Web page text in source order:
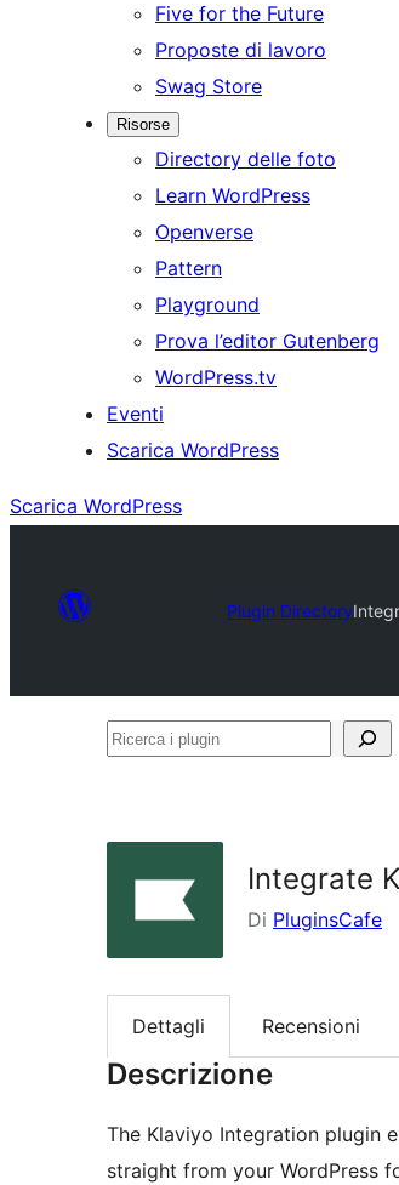
Five for the Future
Proposte di lavoro
Swag Store
Risorse
Directory delle foto
Learn WordPress
Openverse
Pattern
Playground
Prova l’editor Gutenberg
WordPress.tv
Eventi
Scarica WordPress
Scarica WordPress
Plugin Directory
Ricerca
Integrate
Di PluginsCafe
Dettagli Recensioni
Descrizione
The Klaviyo Integration plugin
straight from your WordPress